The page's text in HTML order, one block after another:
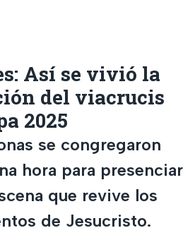
Así se vivió la
del viacrucis
2025
se congregaron
hora para presenciar
que revive los
de Jesucristo.